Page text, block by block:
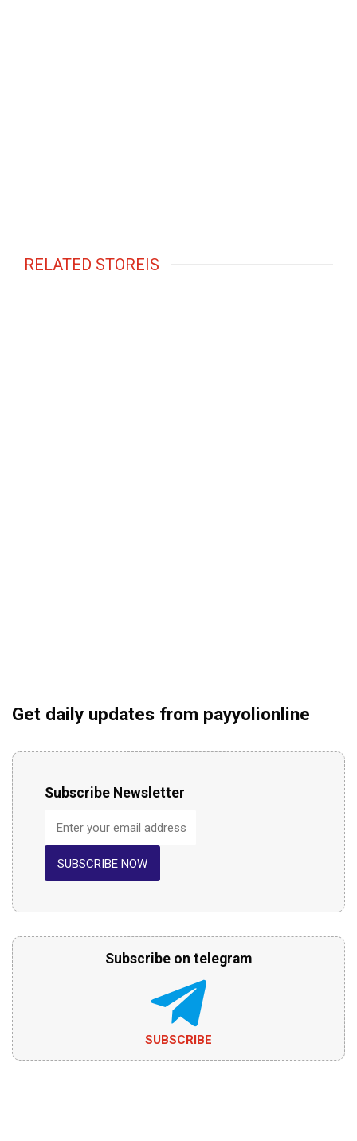
RELATED STOREIS
Get daily updates from payyolionline
Subscribe Newsletter
SUBSCRIBE NOW
Subscribe on telegram
SUBSCRIBE